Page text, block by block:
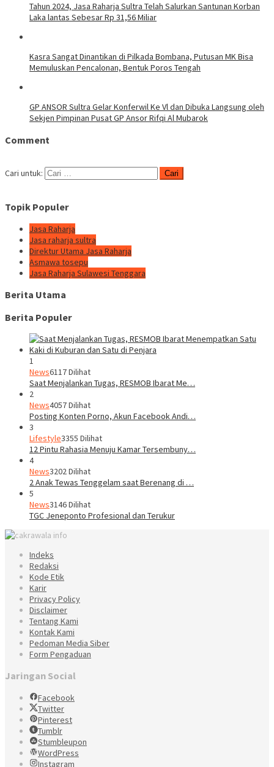
Tahun 2024, Jasa Raharja Sultra Telah Salurkan Santunan Korban
Laka lantas Sebesar Rp 31,56 Miliar
Kasra Sangat Dinantikan di Pilkada Bombana, Putusan MK Bisa
Memuluskan Pencalonan, Bentuk Poros Tengah
GP ANSOR Sultra Gelar Konferwil Ke Vl dan Dibuka Langsung oleh
Sekjen Pimpinan Pusat GP Ansor Rifqi Al Mubarok
Comment
Cari untuk:
Topik Populer
Jasa Raharja
Jasa raharja sultra
Direktur Utama Jasa Raharja
Asmawa tosepu
Jasa Raharja Sulawesi Tenggara
Berita Utama
Berita Populer
1
News6117 Dilihat
Saat Menjalankan Tugas, RESMOB Ibarat Me…
2
News4057 Dilihat
Posting Konten Porno, Akun Facebook Andi…
3
Lifestyle3355 Dilihat
12 Pintu Rahasia Menuju Kamar Tersembuny…
4
News3202 Dilihat
2 Anak Tewas Tenggelam saat Berenang di …
5
News3146 Dilihat
TGC Jeneponto Profesional dan Terukur
Indeks
Redaksi
Kode Etik
Karir
Privacy Policy
Disclaimer
Tentang Kami
Kontak Kami
Pedoman Media Siber
Form Pengaduan
Jaringan Social
Facebook
Twitter
Pinterest
Tumblr
Stumbleupon
WordPress
Instagram